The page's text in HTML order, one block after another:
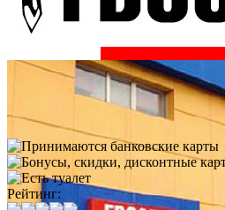
Рейтинг: